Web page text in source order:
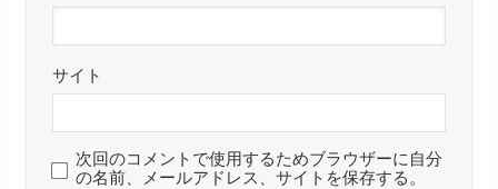
サイト
次回のコメントで使用するためブラウザーに自分
の名前、メールアドレス、サイトを保存する。